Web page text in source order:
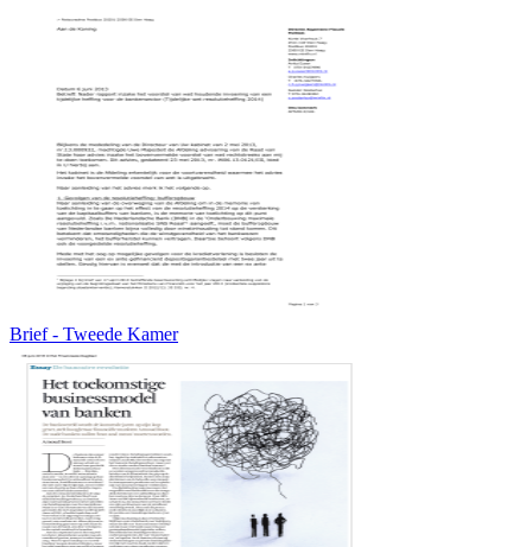
Brief - Tweede Kamer